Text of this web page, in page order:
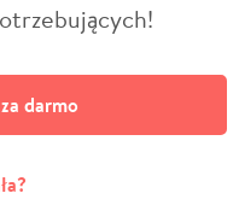
darmo